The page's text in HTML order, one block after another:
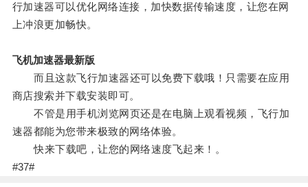
行加速器可以优化网络连接，加快数据传输速度，让您在网
上冲浪更加畅快。
飞机加速器最新版
而且这款飞行加速器还可以免费下载哦！只需要在应用
商店搜索并下载安装即可。
不管是用手机浏览网页还是在电脑上观看视频，飞行加
速器都能为您带来极致的网络体验。
快来下载吧，让您的网络速度飞起来！。
#37#